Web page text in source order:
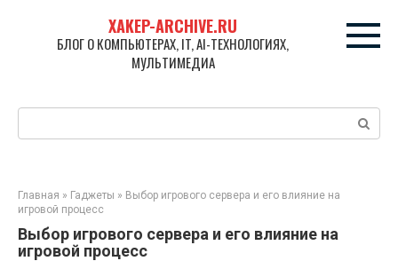
XAKEP-ARCHIVE.RU
БЛОГ О КОМПЬЮТЕРАХ, IT, AI-ТЕХНОЛОГИЯХ,
МУЛЬТИМЕДИА
Поиск:
Главная » Гаджеты » Выбор игрового сервера и его влияние на
игровой процесс
Выбор игрового сервера и его влияние на
игровой процесс